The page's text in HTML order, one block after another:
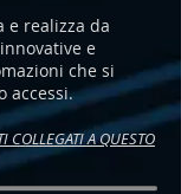
e realizza da
e
che si
accessi.
COLLEGATI A QUESTO